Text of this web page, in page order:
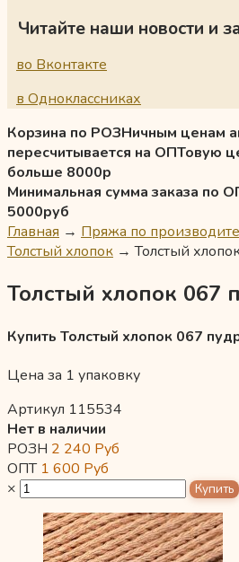
Читайте наши новости и
во Вконтакте
в Одноклассниках
Корзина по РОЗНичным ценам
пересчитывается на ОПТовую
больше 8000р
Минимальная сумма заказа по
5000руб
Главная → Пряжа по
Толстый хлопок → Толстый
Толстый хлопок 067
Купить Толстый хлопок 067
Цена за 1 упаковку
Артикул 115534
Нет в наличии
РОЗН 2 240 Руб
ОПТ 1 600 Руб
×